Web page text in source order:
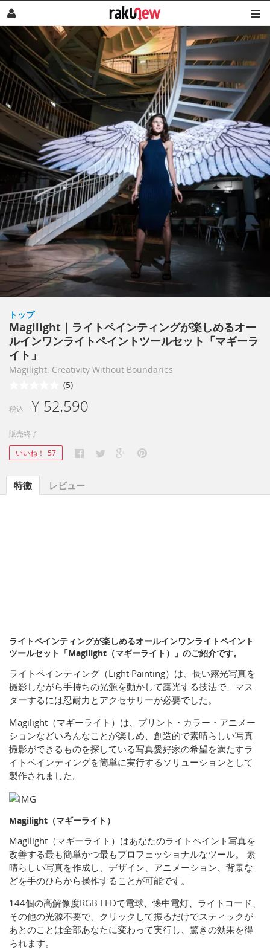
トップ
Magilight｜ライトペインティングが楽しめるオー
ルインワンライトペイントツールセット「マギーラ
イト」
Magilight: Creativity Without Boundaries
(5)
税込 ¥ 52,590
販売終了
いいね！ 57
特徴 レビュー
ライトペインティングが楽しめるオールインワンライトペイント
ツールセット「Magilight（マギーライト）」のご紹介です。
ライトペインティング（Light Painting）は、長い露光写真を
撮影しながら手持ちの光源を動かして露光する技法で、マス
ターするには忍耐力とアクセサリーが必要でした。
Magilight（マギーライト）は、プリント・カラー・アニメー
ションなどいろんなことが楽しめ、創造的で素晴らしい写真
撮影ができるものを探している写真愛好家の希望を満たすラ
イトペインティングを簡単に実行するソリューションとして
製作されました。
Magilight（マギーライト）
Magilight（マギーライト）はあなたのライトペイント写真を
改善する最も簡単かつ最もプロフェッショナルなツール。 素
晴らしい写真を作成し、デザイン、アニメーション、背景な
どを手のひらから操作することが可能です。
144個の高解像度RGB LEDで電球、懐中電灯、ライトコード、
その他の光源不要で、クリックして振るだけでスティックが
あとのことは全部あなたに変わって実行し、驚きの効果を得
られます。